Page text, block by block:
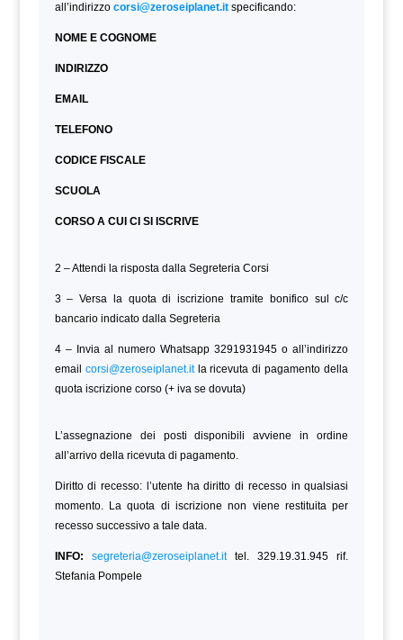
all’indirizzo corsi@zeroseiplanet.itspecificando:
NOME E COGNOME
INDIRIZZO
EMAIL
TELEFONO
CODICE FISCALE
SCUOLA
CORSO A CUI CI SI ISCRIVE
2 – Attendi la risposta dalla Segreteria Corsi
3 – Versa la quota di iscrizione tramite bonifico sul c/c
bancario indicato dalla Segreteria
4 – Invia al numero Whatsapp 3291931945 o all’indirizzo
email corsi@zeroseiplanet.itla ricevuta di pagamento della
quota iscrizione corso (+ iva se dovuta)
L’assegnazione dei posti disponibili avviene in ordine
all’arrivo della ricevuta di pagamento.
Diritto di recesso: l’utente ha diritto di recesso in qualsiasi
momento. La quota di iscrizione non viene restituita per
recesso successivo a tale data.
INFO: segreteria@zeroseiplanet.ittel. 329.19.31.945 rif.
Stefania Pompele